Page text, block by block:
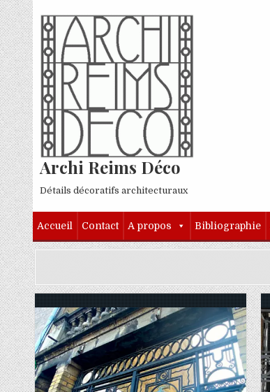
Skip to content
Archi Reims Déco
Détails décoratifs architecturaux
Accueil Contact A propos Bibliographie
Posted in